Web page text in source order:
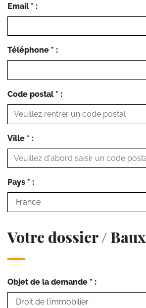
Email * :
Téléphone * :
Code postal * :
Ville * :
Pays * :
Votre dossier / Baux
Objet de la demande * :